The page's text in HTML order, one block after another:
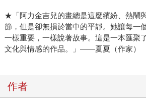
★「阿力金吉兒的畫總是這麼繽紛、熱鬧
節，但是卻無損於當中的平靜。她讓每一
一樣重要，一樣說著故事。這是一本匯聚
文化與情感的作品。」——夏夏（作家）
作者